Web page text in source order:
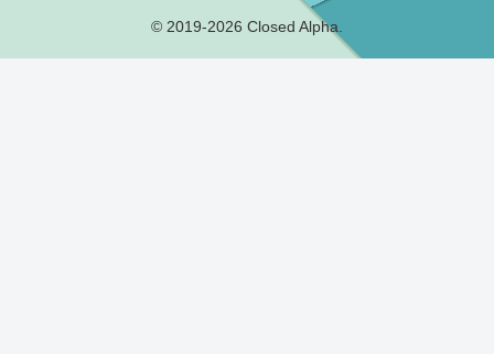
© 2019-2026 Closed Alpha.